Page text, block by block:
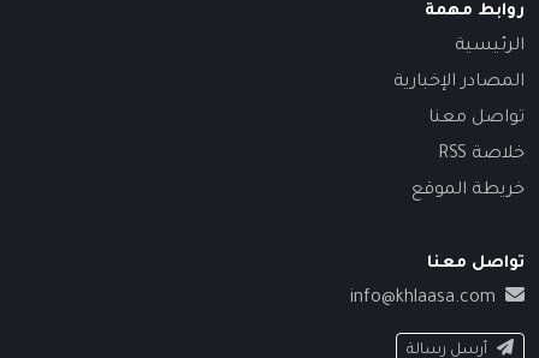
روابط مهمة
الرئيسية
المصادر الإخبارية
تواصل معنا
خلاصة RSS
خريطة الموقع
تواصل معنا
info@khlaasa.com
أرسل رسالة